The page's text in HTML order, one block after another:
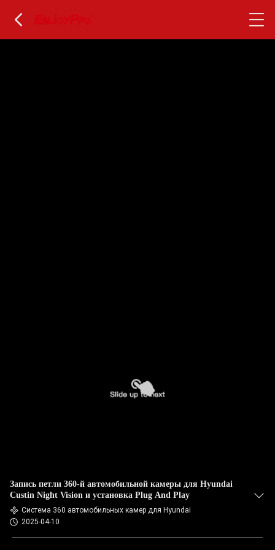
Запись петли 360-й автомобильной камеры для Hyundai
Custin Night Vision и установка Plug And Play
Система 360 автомобильных камер для Hyundai
2025-04-10